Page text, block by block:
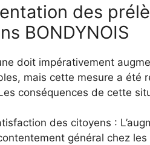
des
BONDYNOIS
doit impérativement
mais cette mesure a été
conséquences de cette
des citoyens :
général chez